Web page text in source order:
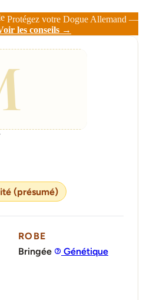
Protégez votre Dogue Allemand —
les conseils →
(présumé)
ROBE
Bringée
Génétique